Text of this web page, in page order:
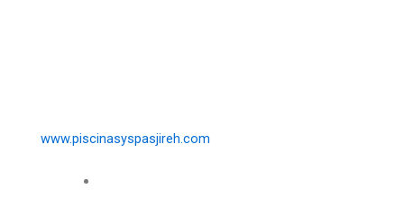
www.piscinasyspasjireh.com